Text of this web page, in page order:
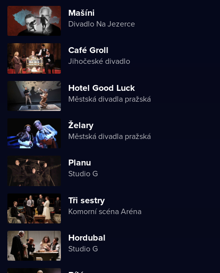
Mašíni
Divadlo Na Jezerce
Café Groll
Jihočeské divadlo
Hotel Good Luck
Městská divadla pražská
Želary
Městská divadla pražská
Planu
Studio G
Tři sestry
Komorní scéna Aréna
Hordubal
Studio G